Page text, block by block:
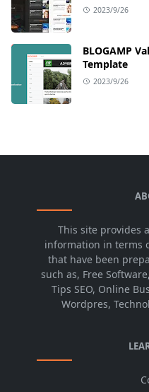
2023/9/26
BLOGAMP
Template
2023/9/26
This site provides
information in terms
that have been
such as, Free
Tips SEO, Online
Wordpres,